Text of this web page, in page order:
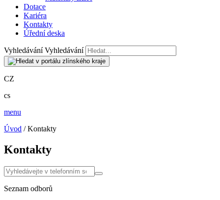
Dotace
Kariéra
Kontakty
Úřední deska
Vyhledávání Vyhledávání
CZ
cs
menu
Úvod / Kontakty
Kontakty
Seznam odborů